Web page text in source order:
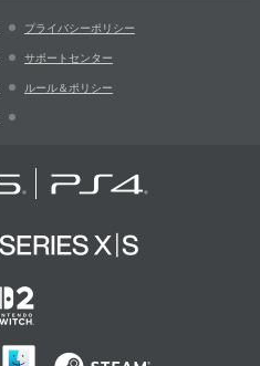
プライバシーポリシー
サポートセンター
ルール＆ポリシー